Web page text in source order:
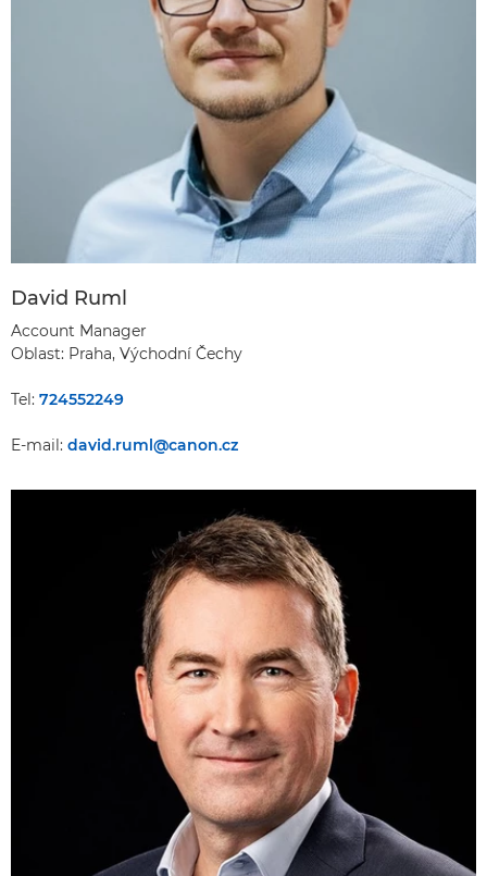
David Ruml
Account Manager
Oblast: Praha, Východní Čechy
Tel: 724552249
E-mail: david.ruml@canon.cz